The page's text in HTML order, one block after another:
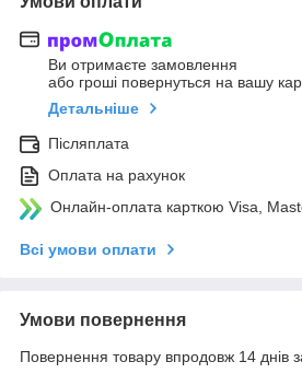
Ви отримаєте замовлення
або гроші повернуться на вашу
Детальніше
Післяплата
Оплата на рахунок
Онлайн-оплата карткою Visa,
Всі умови оплати
Умови повернення
Повернення товару впродовж 14 днів